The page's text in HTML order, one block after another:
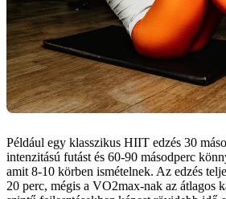
Például egy klasszikus HIIT edzés 30
intenzitású futást és 60-90 másodperc
amit 8-10 körben ismételnek. Az edzés
20 perc, mégis a VO2max-nak az átlagos